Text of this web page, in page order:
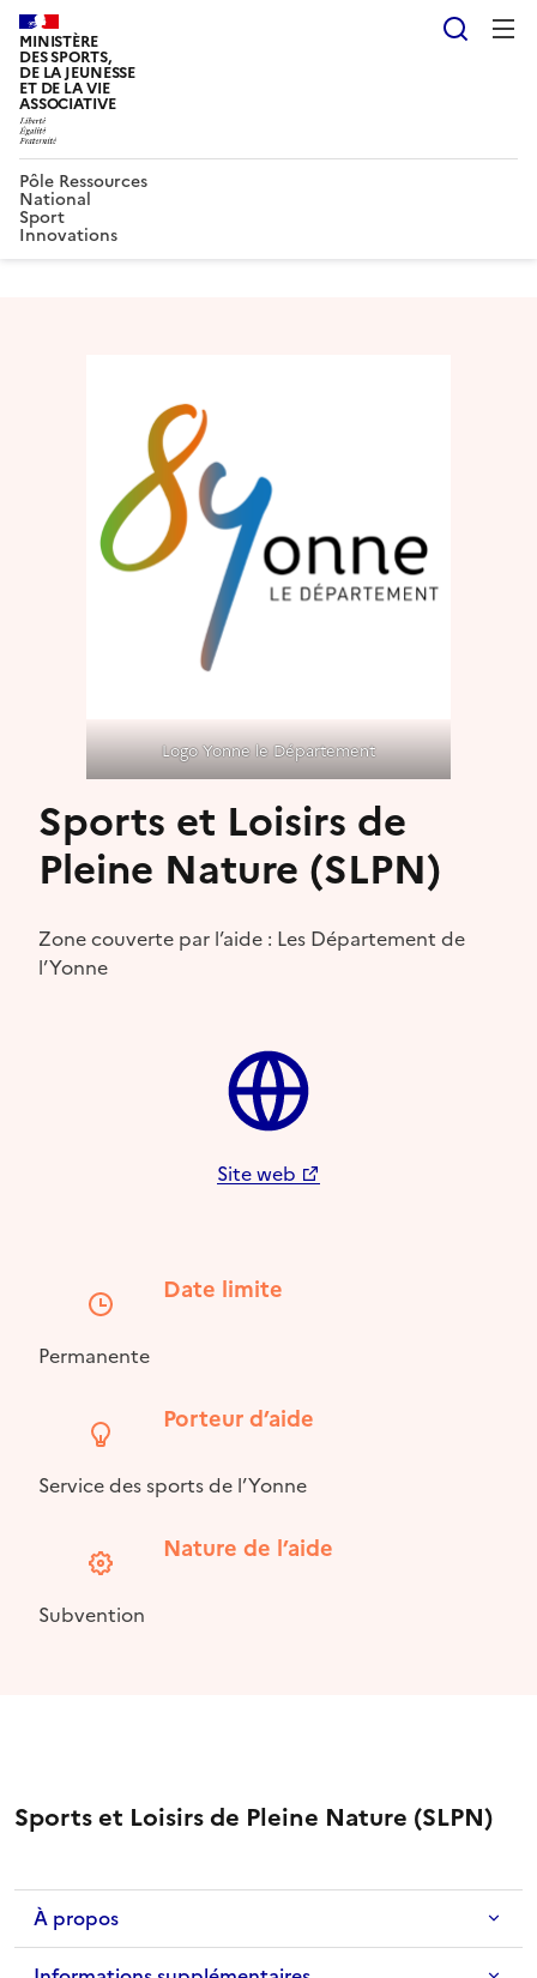
MINISTÈRE
DES SPORTS,
DE LA JEUNESSE
ET DE LA VIE
ASSOCIATIVE
Pôle Ressources
National
Sport
Innovations
Logo Yonne le Département
Sports et Loisirs de
Pleine Nature (SLPN)
Zone couverte par l’aide : Les Département de
l’Yonne
Site web
Date limite
Permanente
Porteur d’aide
Service des sports de l’Yonne
Nature de l’aide
Subvention
Sports et Loisirs de Pleine Nature (SLPN)
À propos